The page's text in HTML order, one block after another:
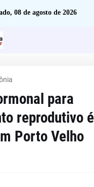
08 de agosto de 2026
para
reprodutivo é
Porto Velho